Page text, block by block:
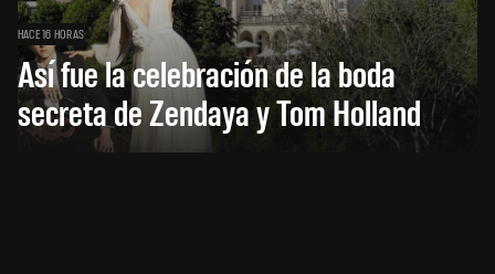
HACE 16 HORAS
Así fue la celebración de la boda
secreta de Zendaya y Tom Holland